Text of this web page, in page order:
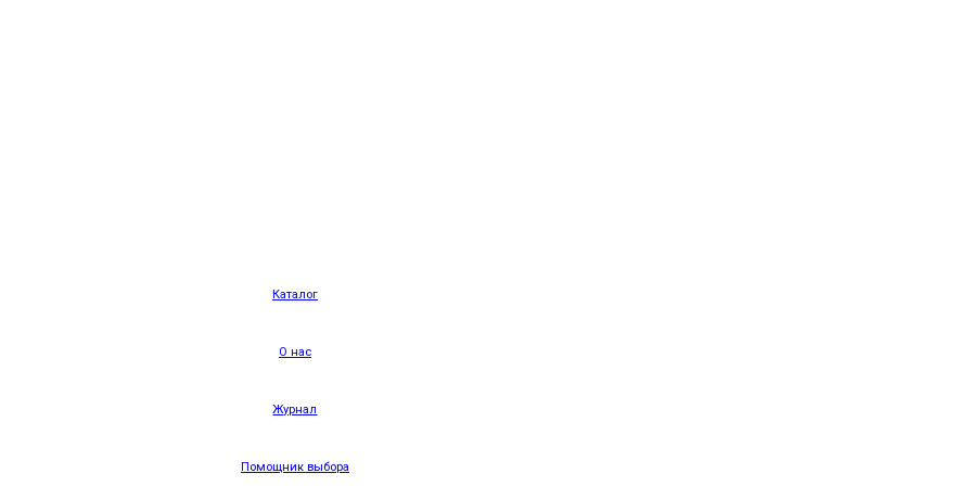
Каталог
О нас
Журнал
Помощник выбора